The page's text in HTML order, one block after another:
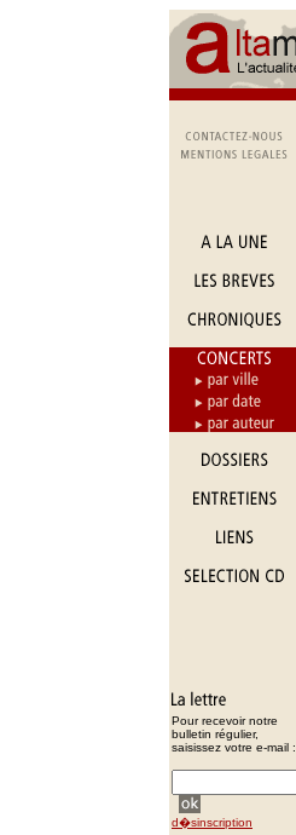
Pour recevoir notre
bulletin régulier,
saisissez votre e-mail :
d�sinscription